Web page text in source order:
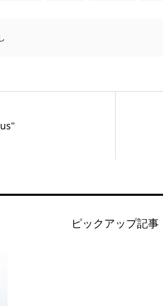
ピックアップ記事